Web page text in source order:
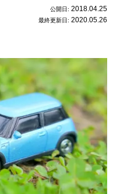
公開日: 2018.04.25
最終更新日: 2020.05.26